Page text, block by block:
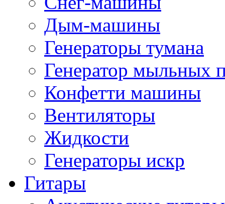
Дым-машины
Генераторы тумана
Генератор мыльных
Конфетти машины
Вентиляторы
Жидкости
Генераторы искр
Гитары